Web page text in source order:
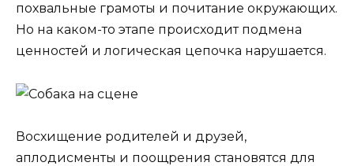
похвальные грамоты и почитание окружающих.
Но на каком-то этапе происходит подмена
ценностей и логическая цепочка нарушается.
Восхищение родителей и друзей,
аплодисменты и поощрения становятся для